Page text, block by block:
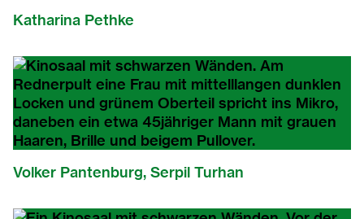
Katharina Pethke
Volker Pantenburg, Serpil Turhan